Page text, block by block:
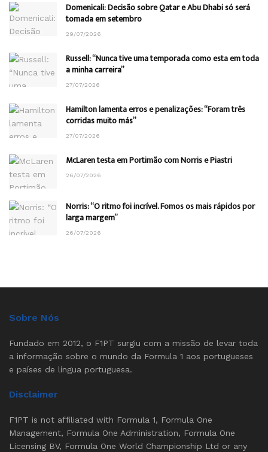
Domenicali: Decisão sobre Qatar e Abu Dhabi só será
tomada em setembro
29/07/2026
Russell: “Nunca tive uma temporada como esta em toda
a minha carreira”
27/07/2026
Hamilton lamenta erros e penalizações: “Foram três
corridas muito más”
27/07/2026
McLaren testa em Portimão com Norris e Piastri
26/07/2026
Norris: “O ritmo foi incrível. Fomos os mais rápidos por
larga margem”
26/07/2026
Sobre Nós
Fundado em 2012, o F1PT surgiu com a missão de levar toda
a informação sobre o mundo da Formula 1 aos portugueses
e países de língua portuguesa.
Disclaimer
F1PT is not affiliated with Formula 1, Formula One
Management, Formula One Administration, Formula One
Licensing BV, Formula One World Championship Ltd or any